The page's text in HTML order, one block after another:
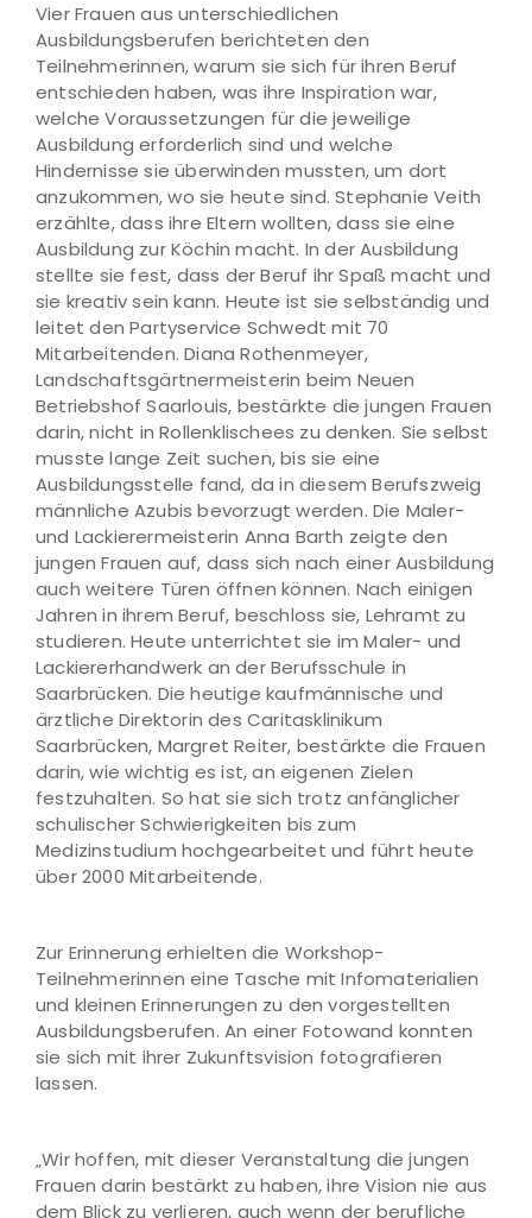
Vier Frauen aus unterschiedlichen
Ausbildungsberufen berichteten den
Teilnehmerinnen, warum sie sich für ihren Beruf
entschieden haben, was ihre Inspiration war,
welche Voraussetzungen für die jeweilige
Ausbildung erforderlich sind und welche
Hindernisse sie überwinden mussten, um dort
anzukommen, wo sie heute sind. Stephanie Veith
erzählte, dass ihre Eltern wollten, dass sie eine
Ausbildung zur Köchin macht. In der Ausbildung
stellte sie fest, dass der Beruf ihr Spaß macht und
sie kreativ sein kann. Heute ist sie selbständig und
leitet den Partyservice Schwedt mit 70
Mitarbeitenden. Diana Rothenmeyer,
Landschaftsgärtnermeisterin beim Neuen
Betriebshof Saarlouis, bestärkte die jungen Frauen
darin, nicht in Rollenklischees zu denken. Sie selbst
musste lange Zeit suchen, bis sie eine
Ausbildungsstelle fand, da in diesem Berufszweig
männliche Azubis bevorzugt werden. Die Maler-
und Lackierermeisterin Anna Barth zeigte den
jungen Frauen auf, dass sich nach einer Ausbildung
auch weitere Türen öffnen können. Nach einigen
Jahren in ihrem Beruf, beschloss sie, Lehramt zu
studieren. Heute unterrichtet sie im Maler- und
Lackiererhandwerk an der Berufsschule in
Saarbrücken. Die heutige kaufmännische und
ärztliche Direktorin des Caritasklinikum
Saarbrücken, Margret Reiter, bestärkte die Frauen
darin, wie wichtig es ist, an eigenen Zielen
festzuhalten. So hat sie sich trotz anfänglicher
schulischer Schwierigkeiten bis zum
Medizinstudium hochgearbeitet und führt heute
über 2000 Mitarbeitende.
Zur Erinnerung erhielten die Workshop-
Teilnehmerinnen eine Tasche mit Infomaterialien
und kleinen Erinnerungen zu den vorgestellten
Ausbildungsberufen. An einer Fotowand konnten
sie sich mit ihrer Zukunftsvision fotografieren
lassen.
„Wir hoffen, mit dieser Veranstaltung die jungen
Frauen darin bestärkt zu haben, ihre Vision nie aus
dem Blick zu verlieren, auch wenn der berufliche